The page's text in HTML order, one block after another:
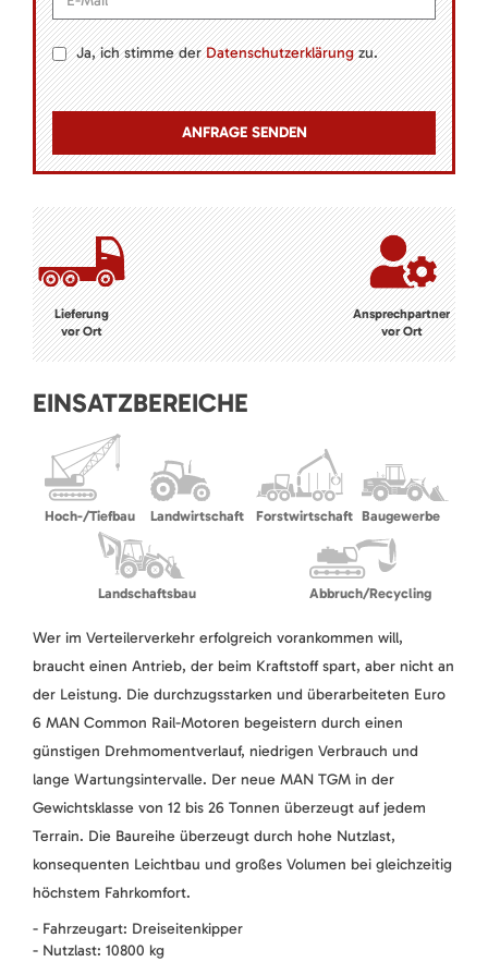
Ja, ich stimme derDatenschutzerklärungzu.
Lieferung
vor Ort
Ansprechpartner
vor Ort
EINSATZBEREICHE
Hoch-/Tiefbau Landwirtschaft Forstwirtschaft Baugewerbe
Landschaftsbau Abbruch/Recycling
Wer im Verteilerverkehr erfolgreich vorankommen will,
braucht einen Antrieb, der beim Kraftstoff spart, aber nicht an
der Leistung. Die durchzugsstarken und überarbeiteten Euro
6 MAN Common Rail-Motoren begeistern durch einen
günstigen Drehmomentverlauf, niedrigen Verbrauch und
lange Wartungsintervalle. Der neue MAN TGM in der
Gewichtsklasse von 12 bis 26 Tonnen überzeugt auf jedem
Terrain. Die Baureihe überzeugt durch hohe Nutzlast,
konsequenten Leichtbau und großes Volumen bei gleichzeitig
höchstem Fahrkomfort.
- Fahrzeugart: Dreiseitenkipper
- Nutzlast: 10800 kg